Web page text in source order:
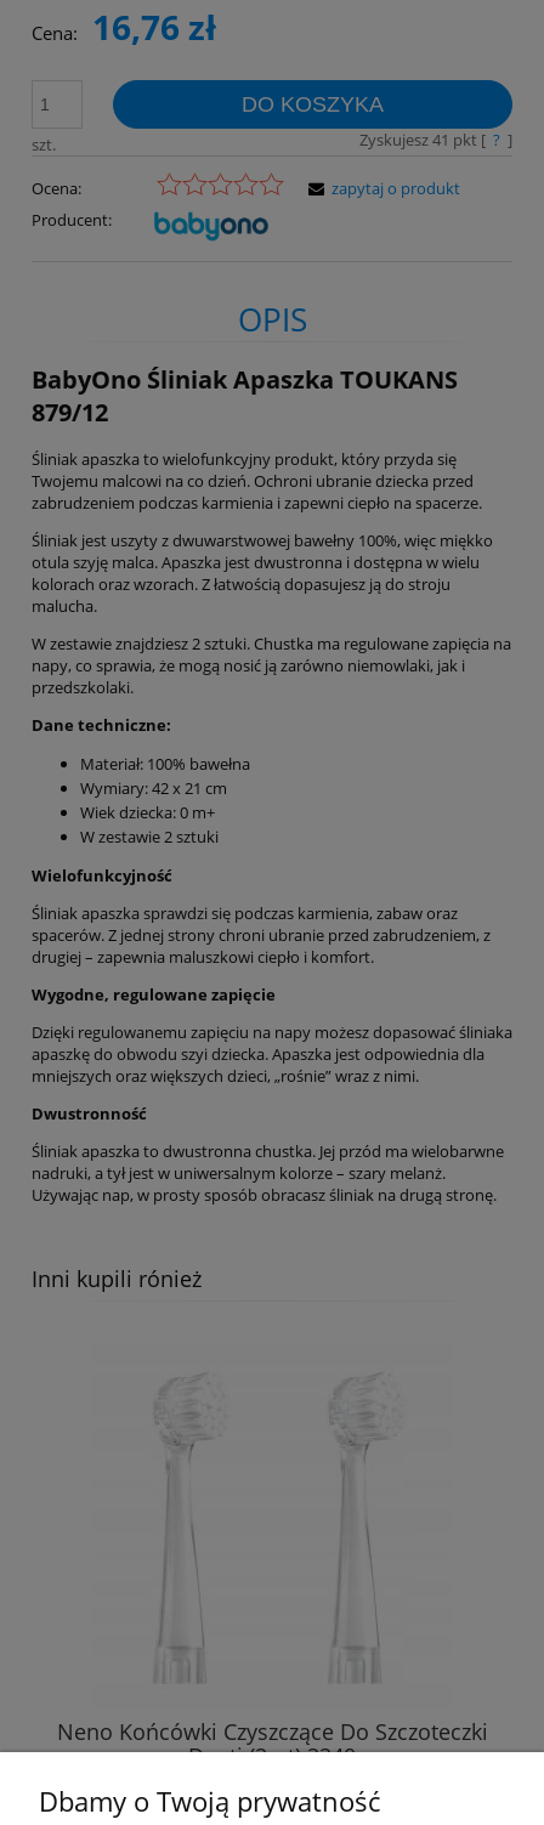
Cena: 16,76 zł
szt.
DO KOSZYKA
Zyskujesz41 pkt [ ? ]
Ocena:
Producent:
zapytaj o produkt
OPIS
BabyOno Śliniak Apaszka TOUKANS
879/12
Śliniak apaszka to wielofunkcyjny produkt, który przyda się
Twojemu malcowi na co dzień. Ochroni ubranie dziecka przed
zabrudzeniem podczas karmienia i zapewni ciepło na spacerze.
Śliniak jest uszyty z dwuwarstwowej bawełny 100%, więc miękko
otula szyję malca. Apaszka jest dwustronna i dostępna w wielu
kolorach oraz wzorach. Z łatwością dopasujesz ją do stroju
malucha.
W zestawie znajdziesz 2 sztuki. Chustka ma regulowane zapięcia na
napy, co sprawia, że mogą nosić ją zarówno niemowlaki, jak i
przedszkolaki.
Dane techniczne:
Materiał: 100% bawełna
Wymiary: 42 x 21 cm
Wiek dziecka: 0 m+
W zestawie 2 sztuki
Wielofunkcyjność
Śliniak apaszka sprawdzi się podczas karmienia, zabaw oraz
spacerów. Z jednej strony chroni ubranie przed zabrudzeniem, z
drugiej – zapewnia maluszkowi ciepło i komfort.
Wygodne, regulowane zapięcie
Dzięki regulowanemu zapięciu na napy możesz dopasować śliniaka
apaszkę do obwodu szyi dziecka. Apaszka jest odpowiednia dla
mniejszych oraz większych dzieci, „rośnie” wraz z nimi.
Dwustronność
Śliniak apaszka to dwustronna chustka. Jej przód ma wielobarwne
nadruki, a tył jest w uniwersalnym kolorze – szary melanż.
Używając nap, w prosty sposób obracasz śliniak na drugą stronę.
Inni kupili rónież
Neno Końcówki Czyszczące Do Szczoteczki
Denti (2szt) 3240
19,99 zł
Dbamy o Twoją prywatność